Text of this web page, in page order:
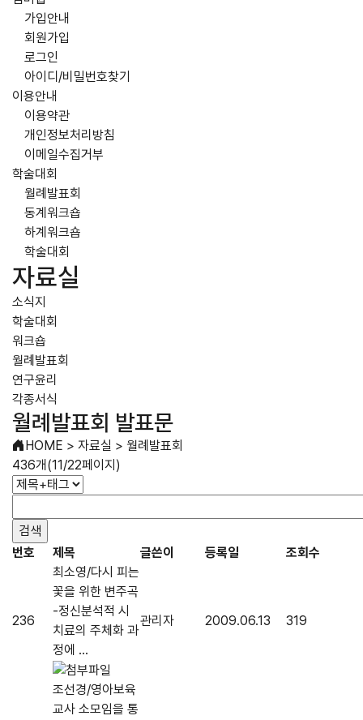
가입안내
회원가입
로그인
아이디/비밀번호찾기
이용안내
이용약관
개인정보처리방침
이메일수집거부
학술대회
월례발표회
동계워크숍
하계워크숍
학술대회
자료실
소식지
학술대회
워크숍
월례발표회
연구윤리
각종서식
월례발표회 발표문
HOME > 자료실 > 월례발표회
436개(11/22페이지)
번호 제목 글쓴이 등록일 조회수
236
최소영/다시 피는
꽃을 위한 변주곡
-정신분석적 시
치료의 주체화 과
정에 ...
관리자 2009.06.13 319
조선경/영아보육
교사 소모임을 통